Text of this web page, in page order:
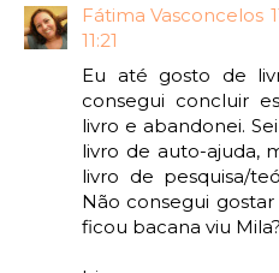
Fátima Vasconcelos
11:21
Eu até gosto de
consegui concluir
livro e abandonei.
livro de auto-ajuda,
livro de pesquisa/
Não consegui
ficou bacana viu